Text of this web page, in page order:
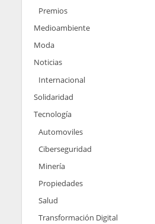
Premios
Medioambiente
Moda
Noticias
Internacional
Solidaridad
Tecnología
Automoviles
Ciberseguridad
Minería
Propiedades
Salud
Transformación Digital